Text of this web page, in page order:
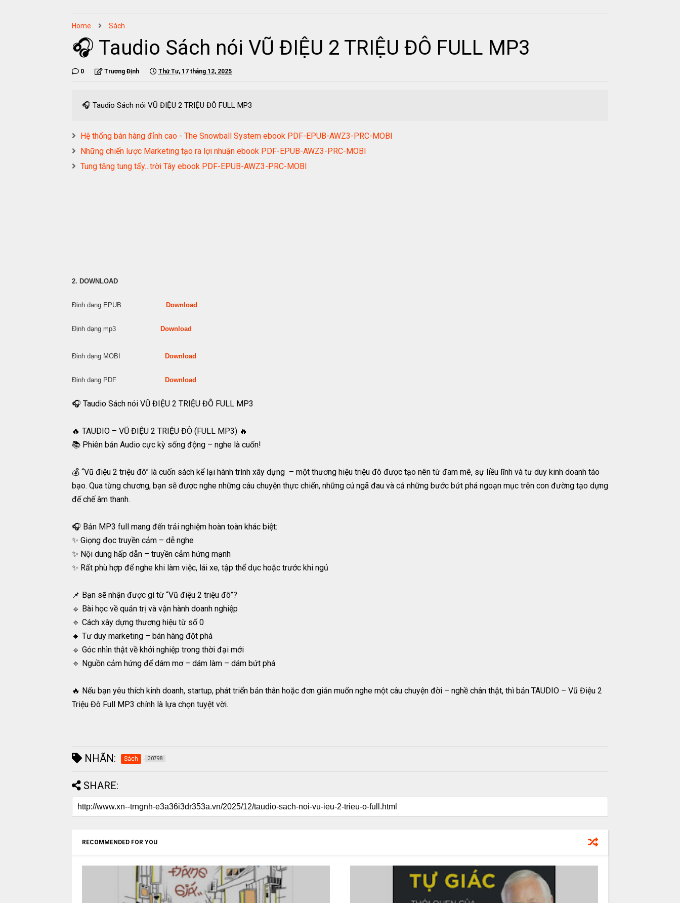
Home Sách
🎧 Taudio Sách nói VŨ ĐIỆU 2 TRIỆU ĐÔ FULL MP3
0 Trương Định Thứ Tư, 17 tháng 12, 2025
🎧 Taudio Sách nói VŨ ĐIỆU 2 TRIỆU ĐÔ FULL MP3
Hệ thống bán hàng đỉnh cao - The Snowball System ebook PDF-EPUB-AWZ3-PRC-MOBI
Những chiến lược Marketing tạo ra lợi nhuận ebook PDF-EPUB-AWZ3-PRC-MOBI
Tung tăng tung tẩy…trời Tây ebook PDF-EPUB-AWZ3-PRC-MOBI
2. DOWNLOAD
Định dạng EPUB Download
Định dạng mp3 Download
Định dạng MOBI Download
Định dạng PDF Download
🎧 Taudio Sách nói VŨ ĐIỆU 2 TRIỆU ĐÔ FULL MP3
🔥 TAUDIO – VŨ ĐIỆU 2 TRIỆU ĐÔ (FULL MP3) 🔥
📚 Phiên bản Audio cực kỳ sống động – nghe là cuốn!
💰 “Vũ điệu 2 triệu đô” là cuốn sách kể lại hành trình xây dựng – một thương hiệu triệu đô được tạo nên từ đam mê, sự liều lĩnh và tư duy kinh doanh táo
bạo. Qua từng chương, bạn sẽ được nghe những câu chuyện thực chiến, những cú ngã đau và cả những bước bứt phá ngoạn mục trên con đường tạo dựng
đế chế âm thanh.
🎧 Bản MP3 full mang đến trải nghiệm hoàn toàn khác biệt:
✨ Giọng đọc truyền cảm – dễ nghe
✨ Nội dung hấp dẫn – truyền cảm hứng mạnh
✨ Rất phù hợp để nghe khi làm việc, lái xe, tập thể dục hoặc trước khi ngủ
📌 Bạn sẽ nhận được gì từ “Vũ điệu 2 triệu đô”?
🔹 Bài học về quản trị và vận hành doanh nghiệp
🔹 Cách xây dựng thương hiệu từ số 0
🔹 Tư duy marketing – bán hàng đột phá
🔹 Góc nhìn thật về khởi nghiệp trong thời đại mới
🔹 Nguồn cảm hứng để dám mơ – dám làm – dám bứt phá
🔥 Nếu bạn yêu thích kinh doanh, startup, phát triển bản thân hoặc đơn giản muốn nghe một câu chuyện đời – nghề chân thật, thì bản TAUDIO – Vũ Điệu 2
Triệu Đô Full MP3 chính là lựa chọn tuyệt vời.
NHÃN: Sách 30798
SHARE:
RECOMMENDED FOR YOU